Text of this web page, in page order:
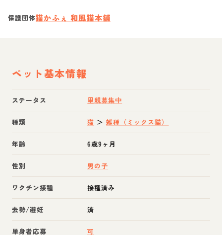
保護団体猫かふぇ 和風猫本舗
ペット基本情報
ステータス 里親募集中
種類 猫 ＞雑種（ミックス猫）
年齢 6歳9ヶ月
性別 男の子
ワクチン接種 接種済み
去勢/避妊 済
単身者応募 可